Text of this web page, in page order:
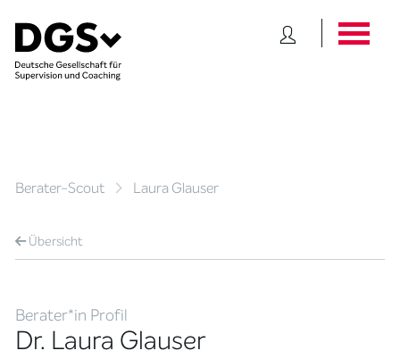
Berater-Scout Laura Glauser
Übersicht
Berater*in Profil
Dr. Laura Glauser